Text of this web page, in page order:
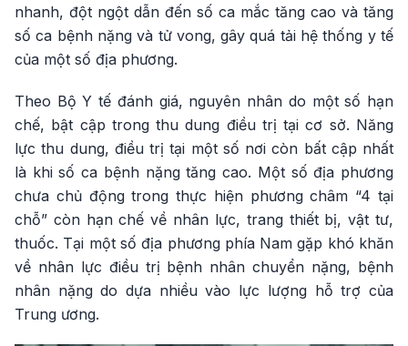
nhanh, đột ngột dẫn đến số ca mắc tăng cao và tăng
số ca bệnh nặng và tử vong, gây quá tải hệ thống y tế
của một số địa phương.
Theo Bộ Y tế đánh giá, nguyên nhân do một số hạn
chế, bật cập trong thu dung điều trị tại cơ sở. Năng
lực thu dung, điều trị tại một số nơi còn bất cập nhất
là khi số ca bệnh nặng tăng cao. Một số địa phương
chưa chủ động trong thực hiện phương châm “4 tại
chỗ” còn hạn chế về nhân lực, trang thiết bị, vật tư,
thuốc. Tại một số địa phương phía Nam gặp khó khăn
về nhân lực điều trị bệnh nhân chuyển nặng, bệnh
nhân nặng do dựa nhiều vào lực lượng hỗ trợ của
Trung ương.